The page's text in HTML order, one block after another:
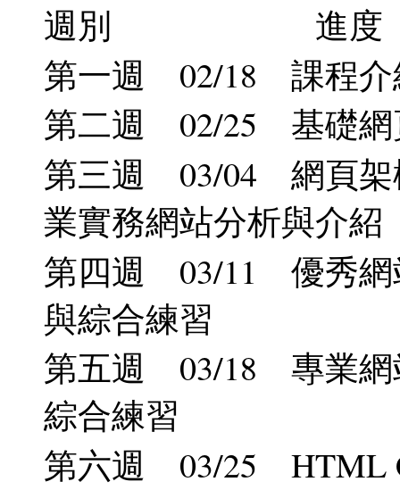
週別 進度
第一週 02/18 課程介
第二週 02/25 基礎網
第三週 03/04 網頁架
業實務網站分析與介紹
第四週 03/11 優秀網
與綜合練習
第五週 03/18 專業網
綜合練習
第六週 03/25 HTML